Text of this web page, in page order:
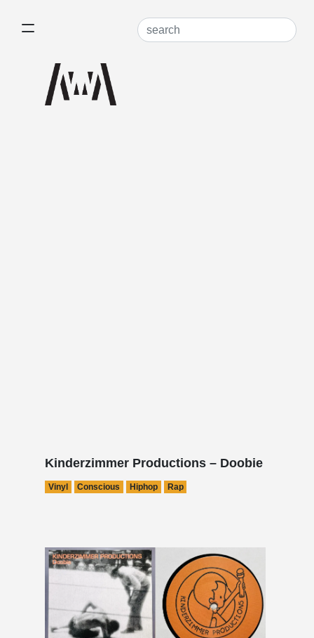
Kinderzimmer Productions – Doobie
Vinyl Conscious Hiphop Rap